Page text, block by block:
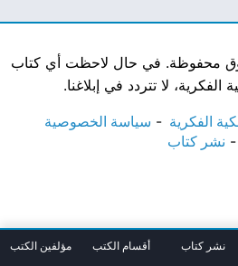
محفوظة. في حال لاحظت أي كتاب
الفكرية، لا تتردد في إبلاغنا.
الفكرية
سياسة الخصوصية
نشر كتاب
نشر كتاب أقسام الكتب مؤلفين الكتب